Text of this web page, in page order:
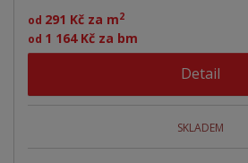
od 291 Kč za m2
od 1 164 Kč za bm
Detail
SKLADEM